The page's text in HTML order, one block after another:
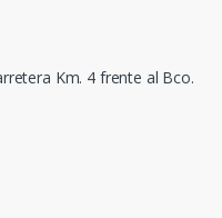
Km. 4 frente al Bco.